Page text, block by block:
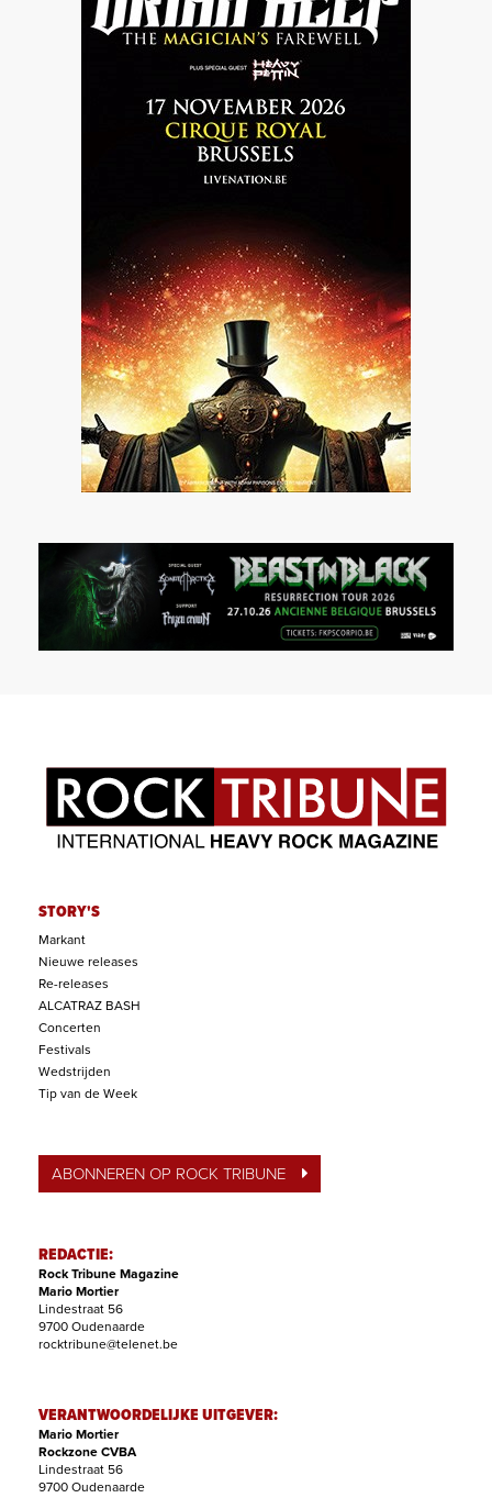
STORY'S
Markant
Nieuwe releases
Re-releases
ALCATRAZ BASH
Concerten
Festivals
Wedstrijden
Tip van de Week
ABONNEREN OP ROCK TRIBUNE
REDACTIE:
Rock Tribune Magazine
Mario Mortier
Lindestraat 56
9700 Oudenaarde
rocktribune@telenet.be
VERANTWOORDELIJKE UITGEVER:
Mario Mortier
Rockzone CVBA
Lindestraat 56
9700 Oudenaarde